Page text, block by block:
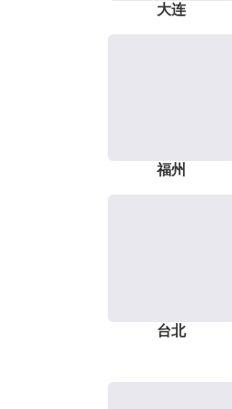
大连
福州
台北